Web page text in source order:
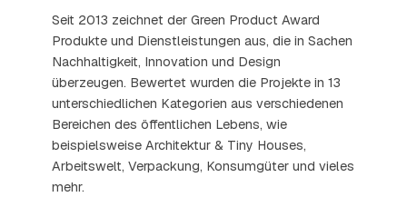
Seit 2013 zeichnet der Green Product Award
Produkte und Dienstleistungen aus, die in Sachen
Nachhaltigkeit, Innovation und Design
überzeugen. Bewertet wurden die Projekte in 13
unterschiedlichen Kategorien aus verschiedenen
Bereichen des öffentlichen Lebens, wie
beispielsweise Architektur & Tiny Houses,
Arbeitswelt, Verpackung, Konsumgüter und vieles
mehr.